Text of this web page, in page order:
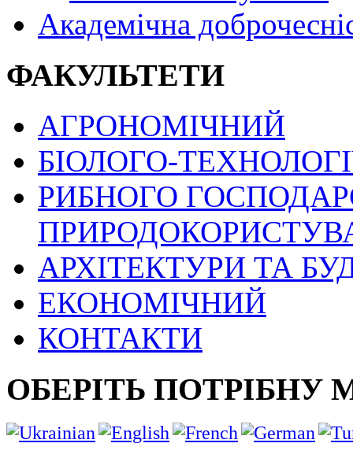
Академічна
ФАКУЛЬТЕТИ
АГРОНОМІЧНИЙ
БІОЛОГО-
РИБНОГО
АРХІТЕКТУРИ ТА
ЕКОНОМІЧНИЙ
КОНТАКТИ
ОБЕРІТЬ ПОТРІБНУ